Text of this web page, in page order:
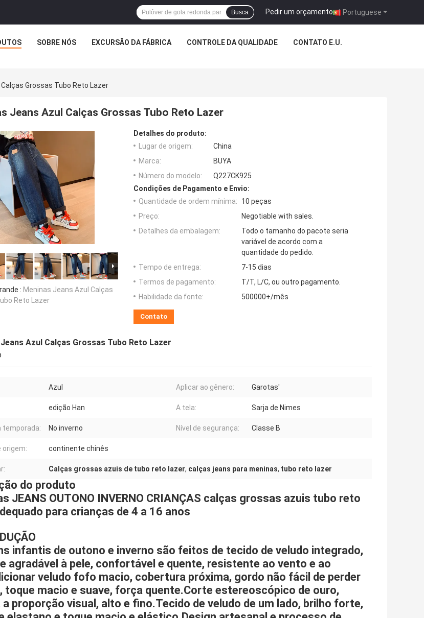
Portuguese
Pedir um orçamento |
Busca
SOBRE NÓS EXCURSÃO DA FÁBRICA CONTROLE DA QUALIDADE CONTATO E.U.
Grossas Tubo Reto Lazer
Jeans Azul Calças Grossas Tubo Reto Lazer
: Meninas Jeans Azul Calças
Reto Lazer
Detalhes do produto:
Lugar de origem:
China
Marca:
BUYA
Número do modelo:
Q227CK925
Condições de Pagamento e Envio:
Quantidade de ordem mínima:
10 peças
Preço:
Negotiable with sales.
Detalhes da embalagem:
Todo o tamanho do pacote seria
variável de acordo com a
quantidade do pedido.
Tempo de entrega:
7-15 dias
Termos de pagamento:
T/T, L/C, ou outro pagamento.
Habilidade da fonte:
500000+/mês
Contato
Azul Calças Grossas Tubo Reto Lazer
Azul Aplicar ao gênero: Garotas'
edição Han A tela: Sarja de Nimes
temporada: No inverno Nível de segurança: Classe B
origem: continente chinês
Calças grossas azuis de tubo reto lazer, calças jeans para meninas, tubo reto lazer
do produto
JEANS OUTONO INVERNO CRIANÇAS calças grossas azuis tubo reto
para crianças de 4 a 16 anos
infantis de outono e inverno são feitos de tecido de veludo integrado,
agradável à pele, confortável e quente, resistente ao vento e ao
veludo fofo macio, cobertura próxima, gordo não fácil de perder
toque macio e suave, força quente.Corte estereoscópico de ouro,
a proporção visual, alto e fino.Tecido de veludo de um lado, brilho forte,